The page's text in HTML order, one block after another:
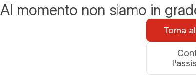
Al momento non siamo in
Torna